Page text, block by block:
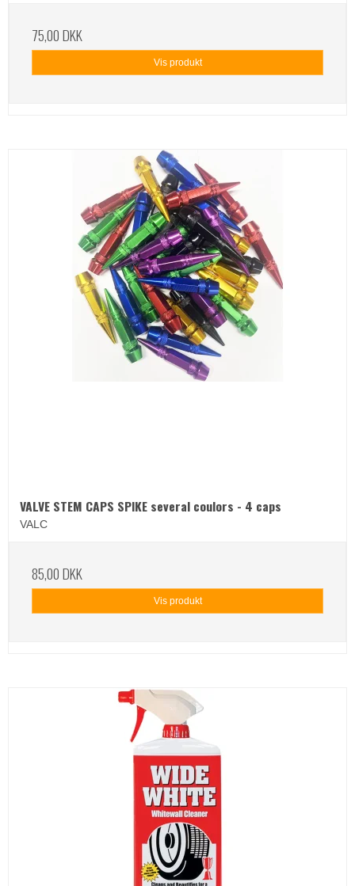
75,00 DKK
Vis produkt
VALVE STEM CAPS SPIKE several coulors - 4 caps
VALC
85,00 DKK
Vis produkt